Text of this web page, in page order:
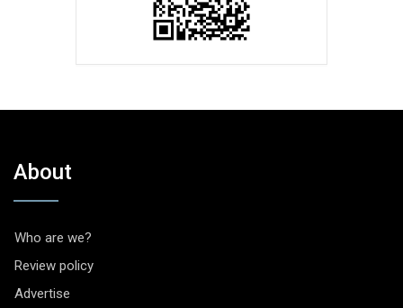
About
Who are we?
Review policy
Advertise